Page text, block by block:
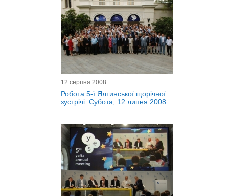
12 серпня 2008
Робота 5-ї Ялтинської щорічної
зустрічі. Субота, 12 липня 2008